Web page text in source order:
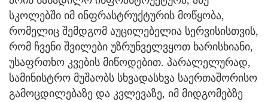
სკოლებში იმ ინფრასტრუქტურის მოწყობა,
რომელიც შემდგომ აუცილებელია სერვისისთვის,
რომ ჩვენი შვილები უზრუნველვყოთ ხარისხიანი,
უსაფრთხო კვების მიწოდებით. პარალელურად,
სამინისტრო მუშაობს სხვადასხვა საერთაშორისო
გამოცდილებაზე და კვლევაზე, იმ მიდგომებზე